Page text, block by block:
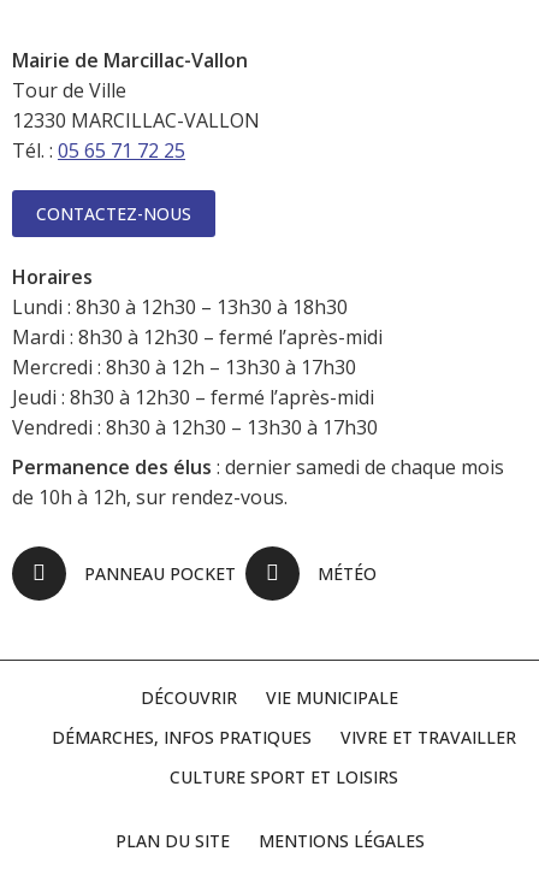
Mairie de Marcillac-Vallon
Tour de Ville
12330 MARCILLAC-VALLON
Tél. : 05 65 71 72 25
CONTACTEZ-NOUS
Horaires
Lundi : 8h30 à 12h30 – 13h30 à 18h30
Mardi : 8h30 à 12h30 – fermé l’après-midi
Mercredi : 8h30 à 12h – 13h30 à 17h30
Jeudi : 8h30 à 12h30 – fermé l’après-midi
Vendredi : 8h30 à 12h30 – 13h30 à 17h30
Permanence des élus : dernier samedi de chaque mois
de 10h à 12h, sur rendez-vous.
PANNEAU POCKET MÉTÉO
DÉCOUVRIR
VIE MUNICIPALE
DÉMARCHES, INFOS PRATIQUES
VIVRE ET TRAVAILLER
CULTURE SPORT ET LOISIRS
PLAN DU SITE
MENTIONS LÉGALES